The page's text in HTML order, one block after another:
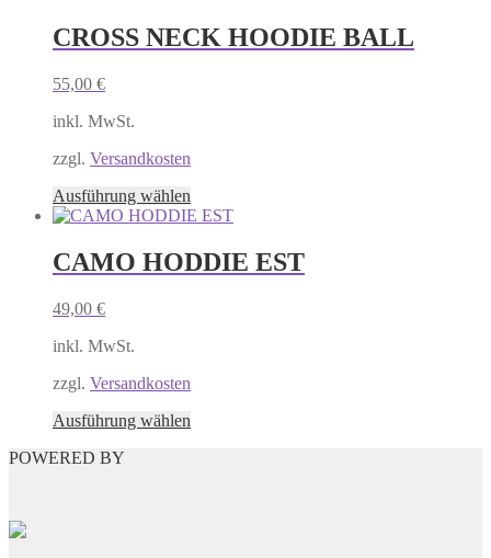
mehrere
Varianten
der
gewählt
werden
CROSS NECK HOODIE BALL
55,00 €
inkl. MwSt.
zzgl. Versandkosten
Ausführung wählen
Produkt
mehrere
Varianten
der
gewählt
CAMO HODDIE EST
49,00 €
inkl. MwSt.
zzgl. Versandkosten
Ausführung wählen
POWERED BY